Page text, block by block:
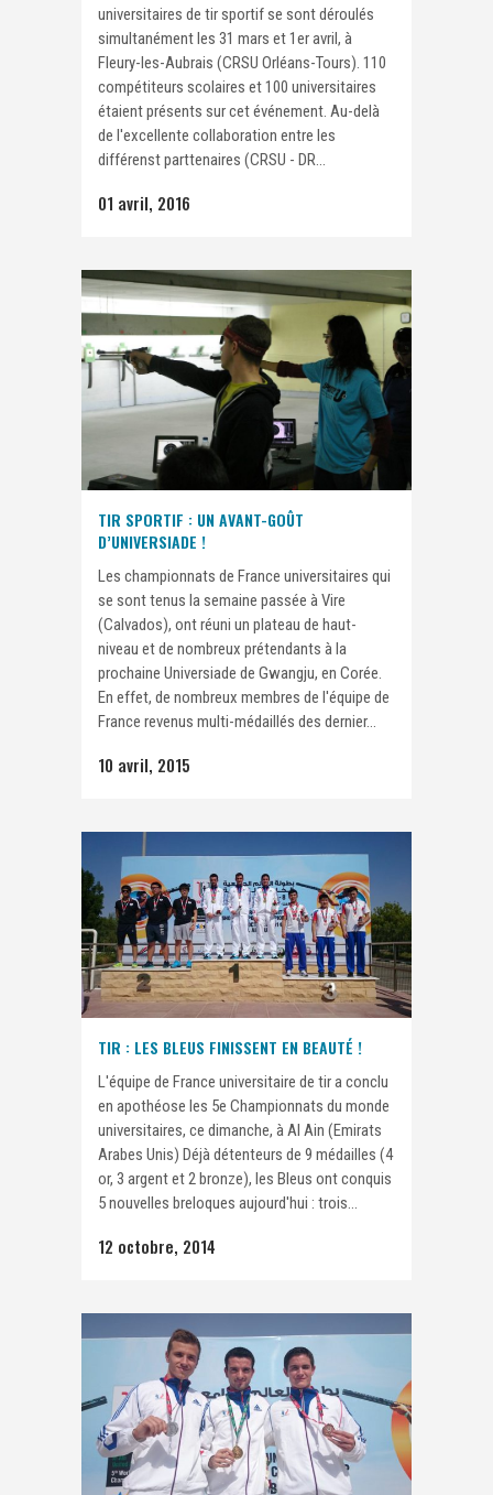
universitaires de tir sportif se sont déroulés
simultanément les 31 mars et 1er avril, à
Fleury-les-Aubrais (CRSU Orléans-Tours). 110
compétiteurs scolaires et 100 universitaires
étaient présents sur cet événement. Au-delà
de l'excellente collaboration entre les
différenst parttenaires (CRSU - DR...
01 avril, 2016
TIR SPORTIF : UN AVANT-GOÛT
D’UNIVERSIADE !
Les championnats de France universitaires qui
se sont tenus la semaine passée à Vire
(Calvados), ont réuni un plateau de haut-
niveau et de nombreux prétendants à la
prochaine Universiade de Gwangju, en Corée.
En effet, de nombreux membres de l'équipe de
France revenus multi-médaillés des dernier...
10 avril, 2015
TIR : LES BLEUS FINISSENT EN BEAUTÉ !
L'équipe de France universitaire de tir a conclu
en apothéose les 5e Championnats du monde
universitaires, ce dimanche, à Al Ain (Emirats
Arabes Unis) Déjà détenteurs de 9 médailles (4
or, 3 argent et 2 bronze), les Bleus ont conquis
5 nouvelles breloques aujourd'hui : trois...
12 octobre, 2014